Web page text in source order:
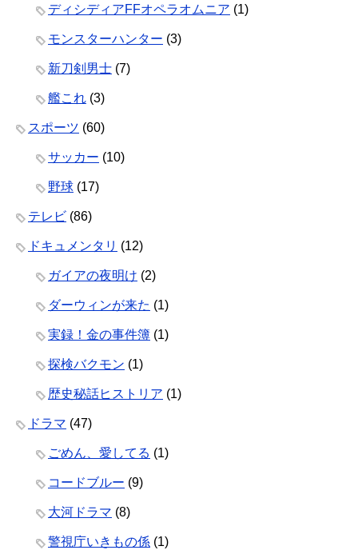
ディシディアFFオペラオムニア (1)
モンスターハンター (3)
新刀剣男士 (7)
艦これ (3)
スポーツ (60)
サッカー (10)
野球 (17)
テレビ (86)
ドキュメンタリ (12)
ガイアの夜明け (2)
ダーウィンが来た (1)
実録！金の事件簿 (1)
探検バクモン (1)
歴史秘話ヒストリア (1)
ドラマ (47)
ごめん、愛してる (1)
コードブルー (9)
大河ドラマ (8)
警視庁いきもの係 (1)